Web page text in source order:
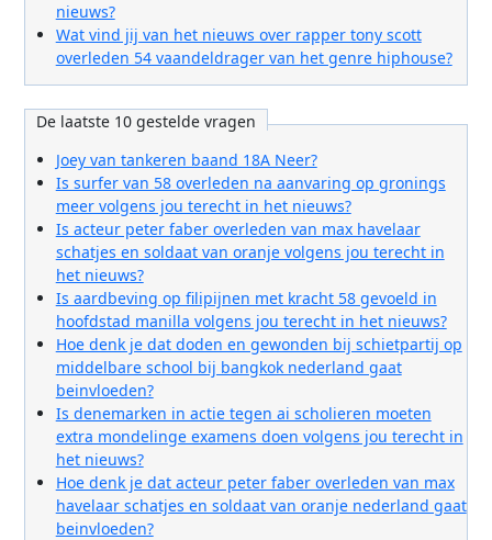
nieuws?
Wat vind jij van het nieuws over rapper tony scott
overleden 54 vaandeldrager van het genre hiphouse?
De laatste 10 gestelde vragen
Joey van tankeren baand 18A Neer?
Is surfer van 58 overleden na aanvaring op gronings
meer volgens jou terecht in het nieuws?
Is acteur peter faber overleden van max havelaar
schatjes en soldaat van oranje volgens jou terecht in
het nieuws?
Is aardbeving op filipijnen met kracht 58 gevoeld in
hoofdstad manilla volgens jou terecht in het nieuws?
Hoe denk je dat doden en gewonden bij schietpartij op
middelbare school bij bangkok nederland gaat
beinvloeden?
Is denemarken in actie tegen ai scholieren moeten
extra mondelinge examens doen volgens jou terecht in
het nieuws?
Hoe denk je dat acteur peter faber overleden van max
havelaar schatjes en soldaat van oranje nederland gaat
beinvloeden?